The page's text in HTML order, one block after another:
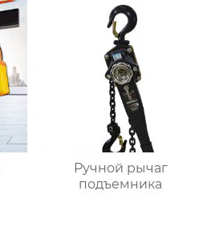
Ручной рычаг
подъемника